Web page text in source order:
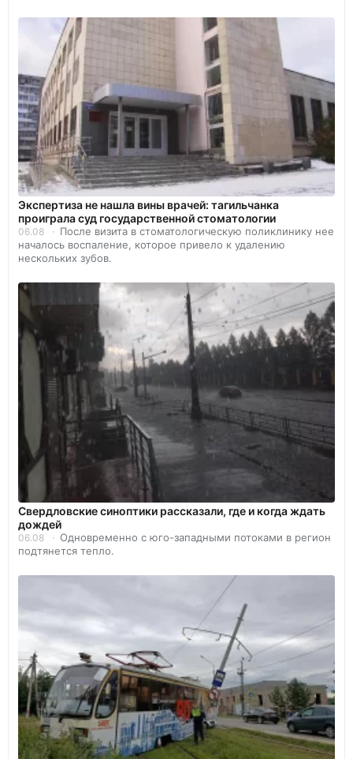
Экспертиза не нашла вины врачей: тагильчанка
проиграла суд государственной стоматологии
06.08
После визита в стоматологическую поликлинику нее
началось воспаление, которое привело к удалению
нескольких зубов.
Свердловские синоптики рассказали, где и когда ждать
дождей
06.08
Одновременно с юго-западными потоками в регион
подтянется тепло.